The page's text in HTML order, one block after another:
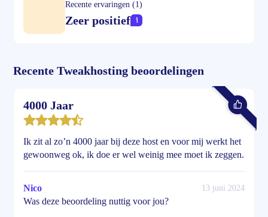
Recente ervaringen (1)
Zeer positief
Recente Tweakhosting beoordelingen
4000 Jaar
Ik zit al zo’n 4000 jaar bij deze host en voor mij werkt het
gewoonweg ok, ik doe er wel weinig mee moet ik zeggen.
Nico 13 juni 2024
Was deze beoordeling nuttig voor jou?